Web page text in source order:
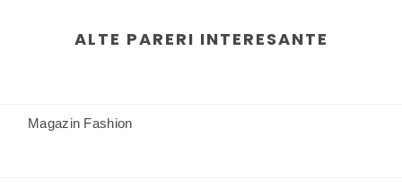
ALTE PARERI INTERESANTE
Magazin Fashion